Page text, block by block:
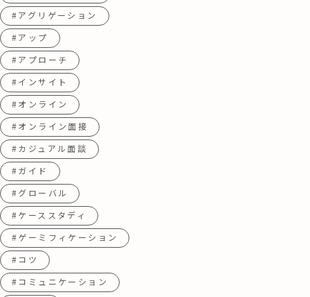
#アグリゲーション
#アップ
#アプローチ
#インサイト
#オンライン
#オンライン面接
#カジュアル面談
#ガイド
#グローバル
#ケーススタディ
#ゲーミフィケーション
#コツ
#コミュニケーション